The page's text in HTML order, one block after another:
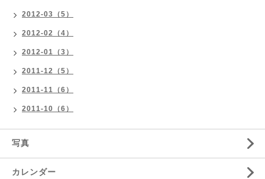
2012-03（5）
2012-02（4）
2012-01（3）
2011-12（5）
2011-11（6）
2011-10（6）
写真
カレンダー